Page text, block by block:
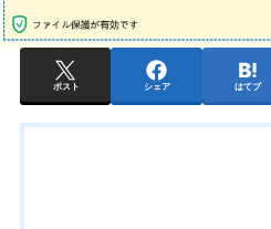
ポスト シェア はてブ